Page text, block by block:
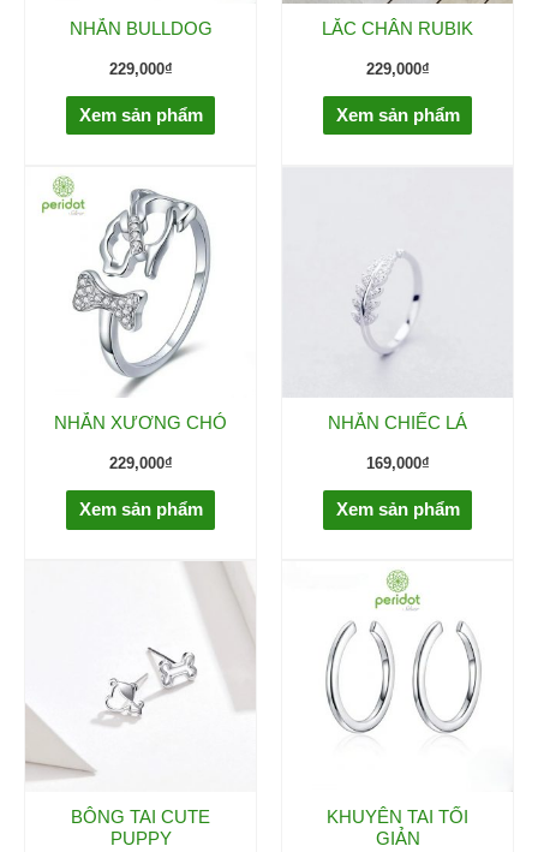
NHẪN BULLDOG
229,000₫
Xem sản phẩm
LẮC CHÂN RUBIK
229,000₫
Xem sản phẩm
NHẪN XƯƠNG CHÓ
229,000₫
Xem sản phẩm
NHẪN CHIẾC LÁ
169,000₫
Xem sản phẩm
BÔNG TAI CUTE
PUPPY
KHUYÊN TAI TỐI
GIẢN